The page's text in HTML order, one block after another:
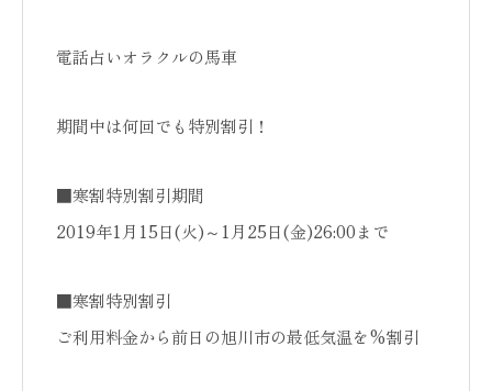
電話占いオラクルの馬車
期間中は何回でも特別割引！
■寒割特別割引期間
2019年1月15日(火)～1月25日(金)26:00まで
■寒割特別割引
ご利用料金から前日の旭川市の最低気温を%割引